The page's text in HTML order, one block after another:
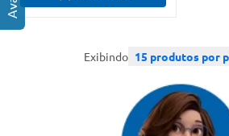
Exibindo 15 produtos por